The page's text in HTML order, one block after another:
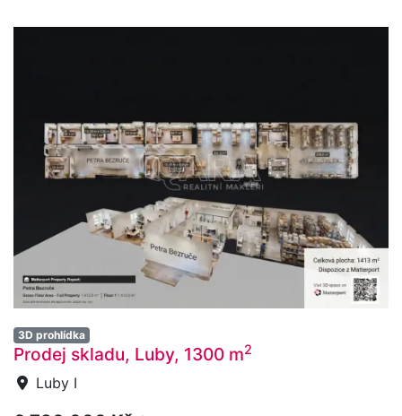
3D prohlídka
Prodej skladu, Luby, 1300 m2
Luby I